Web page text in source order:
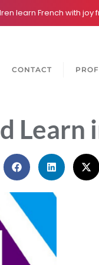
learn French with
CONTACT
Learn